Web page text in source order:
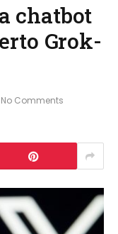
chatbot
Grok-
No Comments